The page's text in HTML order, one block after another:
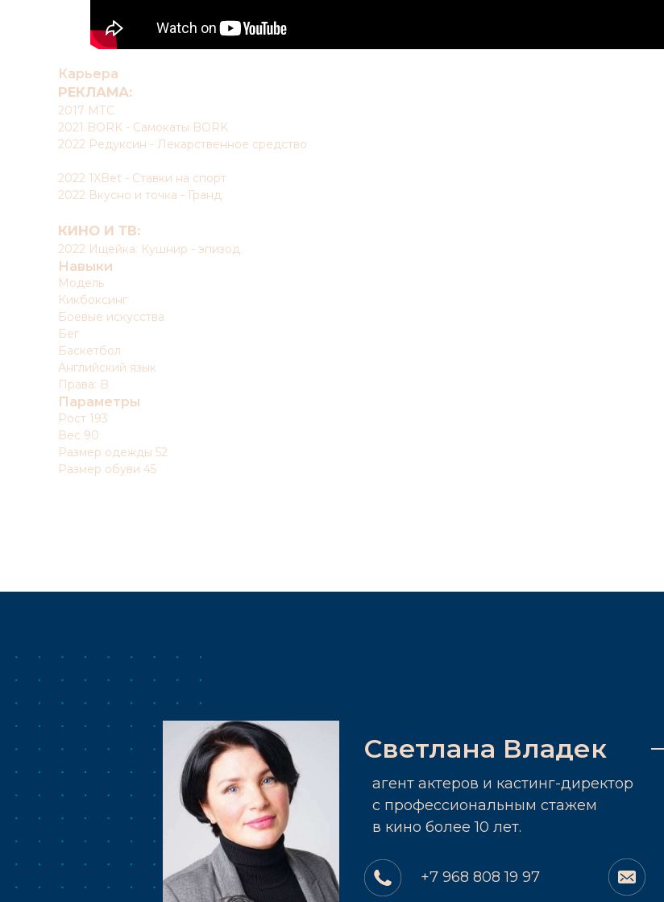
Карьера
РЕКЛАМА:
2017 МТС
2021 BORK - Самокаты BORK
2022 Редуксин - Лекарственное средство
2022 1XBet - Ставки на спорт
2022 Вкусно и точка - Гранд
КИНО И ТВ:
2022 Ищейка: Кушнир - эпизод
Навыки
Модель
Кикбоксинг
Боевые искусства
Бег
Баскетбол
Английский язык
Права: B
Параметры
Рост 193
Вес 90
Размер одежды 52
Размер обуви 45
Светлана Владек
агент актеров и кастинг-директор
c профессиональным стажем
в кино более 10 лет.
+7 968 808 19 97